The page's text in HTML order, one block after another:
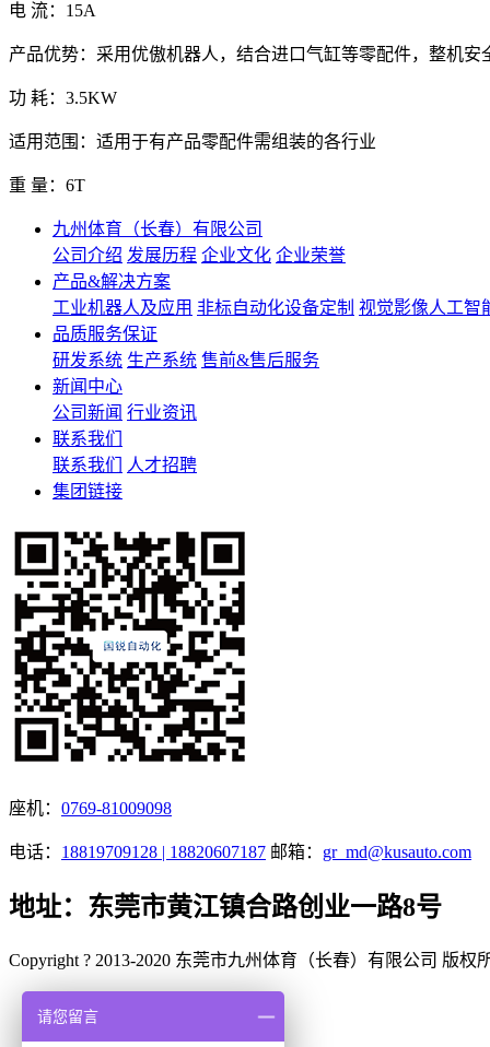
电 流：15A
产品优势：采用优傲机器人，结合进口气缸等零配件，整机安
功 耗：3.5KW
适用范围：适用于有产品零配件需组装的各行业
重 量：6T
九州体育（长春）有限公司
公司介绍 发展历程 企业文化 企业荣誉
产品&解决方案
工业机器人及应用 非标自动化设备定制 视觉影像人工智
品质服务保证
研发系统 生产系统 售前&售后服务
新闻中心
公司新闻 行业资讯
联系我们
联系我们
人才招聘
集团链接
座机： 0769-81009098
电话： 18819709128 | 18820607187 邮箱： gr_md@kusauto.com
地址：东莞市黄江镇合路创业一路8号
Copyright ? 2013-2020 东莞市九州体育（长春）有限公司 版权
点击咨询
请您留言